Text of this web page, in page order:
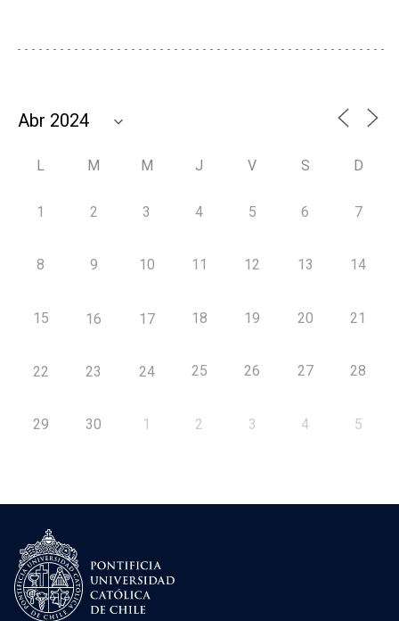
L M M J V S D
1 2 3 4 5 6 7
8 9 10 11 12 13 14
15 16 17 18 19 20 21
22 23 24 25 26 27 28
29 30 1 2 3 4 5